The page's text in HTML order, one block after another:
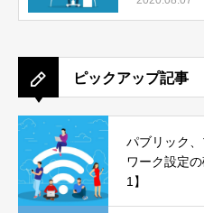
ピックアップ記事
パブリック
ワーク設定
1】